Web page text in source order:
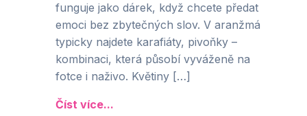
funguje jako dárek, když chcete předat
emoci bez zbytečných slov. V aranžmá
typicky najdete karafiáty, pivoňky –
kombinaci, která působí vyváženě na
fotce i naživo. Květiny […]
Číst více...